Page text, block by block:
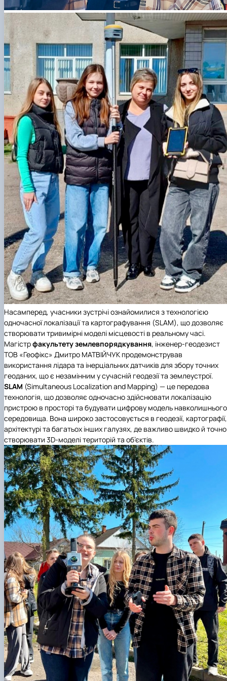
Насамперед, учасники зустрічі ознайомилися з технологією
одночасної локалізації та картографування (SLAM), що дозволяє
створювати тривимірні моделі місцевості в реальному часі.
Магістрфакультету землевпорядкування, інженер-геодезист
ТОВ «Геофікс» Дмитро МАТВІЙЧУК продемонстрував
використання лідара та інерціальних датчиків для збору точних
геоданих, що є незамінним у сучасній геодезії та землеустрої.
SLAM (Simultaneous Localization and Mapping) — це передова
технологія, що дозволяє одночасно здійснювати локалізацію
пристрою в просторі та будувати цифрову модель навколишнього
середовища. Вона широко застосовується в геодезії, картографії,
архітектурі та багатьох інших галузях, де важливо швидко й точно
створювати 3D-моделі територій та об’єктів.